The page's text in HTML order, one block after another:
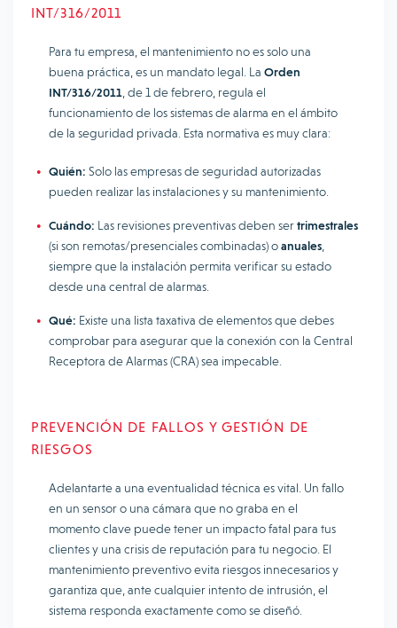
INT/316/2011
Para tu empresa, el mantenimiento no es solo una
buena práctica, es un mandato legal. La Orden
INT/316/2011 , de 1 de febrero, regula el
funcionamiento de los sistemas de alarma en el ámbito
de la seguridad privada. Esta normativa es muy clara:
Quién: Solo las empresas de seguridad autorizadas
pueden realizar las instalaciones y su mantenimiento.
Cuándo: Las revisiones preventivas deben sertrimestrales
(si son remotas/presenciales combinadas) oanuales
siempre que la instalación permita verificar su estado
desde una central de alarmas.
Qué: Existe una lista taxativa de elementos que debes
comprobar para asegurar que la conexión con la Central
Receptora de Alarmas (CRA) sea impecable.
PREVENCIÓN DE FALLOS Y GESTIÓN DE
RIESGOS
Adelantarte a una eventualidad técnica es vital. Un fallo
en un sensor o una cámara que no graba en el
momento clave puede tener un impacto fatal para tus
clientes y una crisis de reputación para tu negocio. El
mantenimiento preventivo evita riesgos innecesarios y
garantiza que, ante cualquier intento de intrusión, el
sistema responda exactamente como se diseñó.